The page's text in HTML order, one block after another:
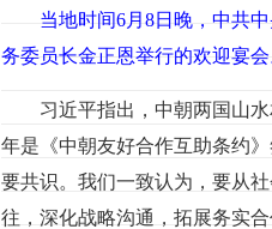
当地时间6月8日晚，中共
务委员长金正恩举行的欢迎宴
习近平指出，中朝两国山
年是《中朝友好合作互助条约
要共识。我们一致认为，要从
往，深化战略沟通，拓展务实